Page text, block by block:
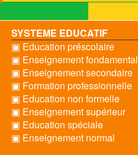
SYSTEME EDUCATIF
▣ Education préscolaire
▣ Enseignement fondamental
▣ Enseignement secondaire
▣ Formation professionnelle
▣ Education non formelle
▣ Enseignement supérieur
▣ Education spéciale
▣ Enseignement normal